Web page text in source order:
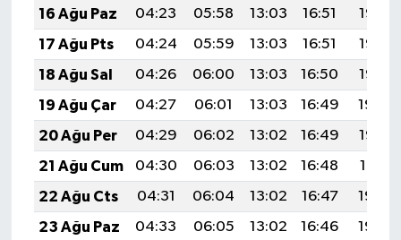
16 Ağu Paz
04:23 05:58 13:03 16:51
19:58
17 Ağu Pts
04:24 05:59 13:03 16:51
19:57
18 Ağu Sal
04:26 06:00 13:03 16:50
19:55
19 Ağu Çar
04:27 06:01 13:03 16:49
19:54
20 Ağu Per
04:29 06:02 13:02 16:49
19:52
21 Ağu Cum
04:30 06:03 13:02 16:48
19:51
22 Ağu Cts
04:31 06:04 13:02 16:47
19:49
23 Ağu Paz
04:33 06:05 13:02 16:46
19:48